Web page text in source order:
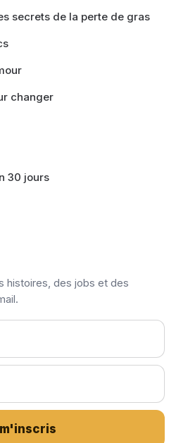
secrets de la perte de gras
changer
30 jours
histoires, des jobs et des